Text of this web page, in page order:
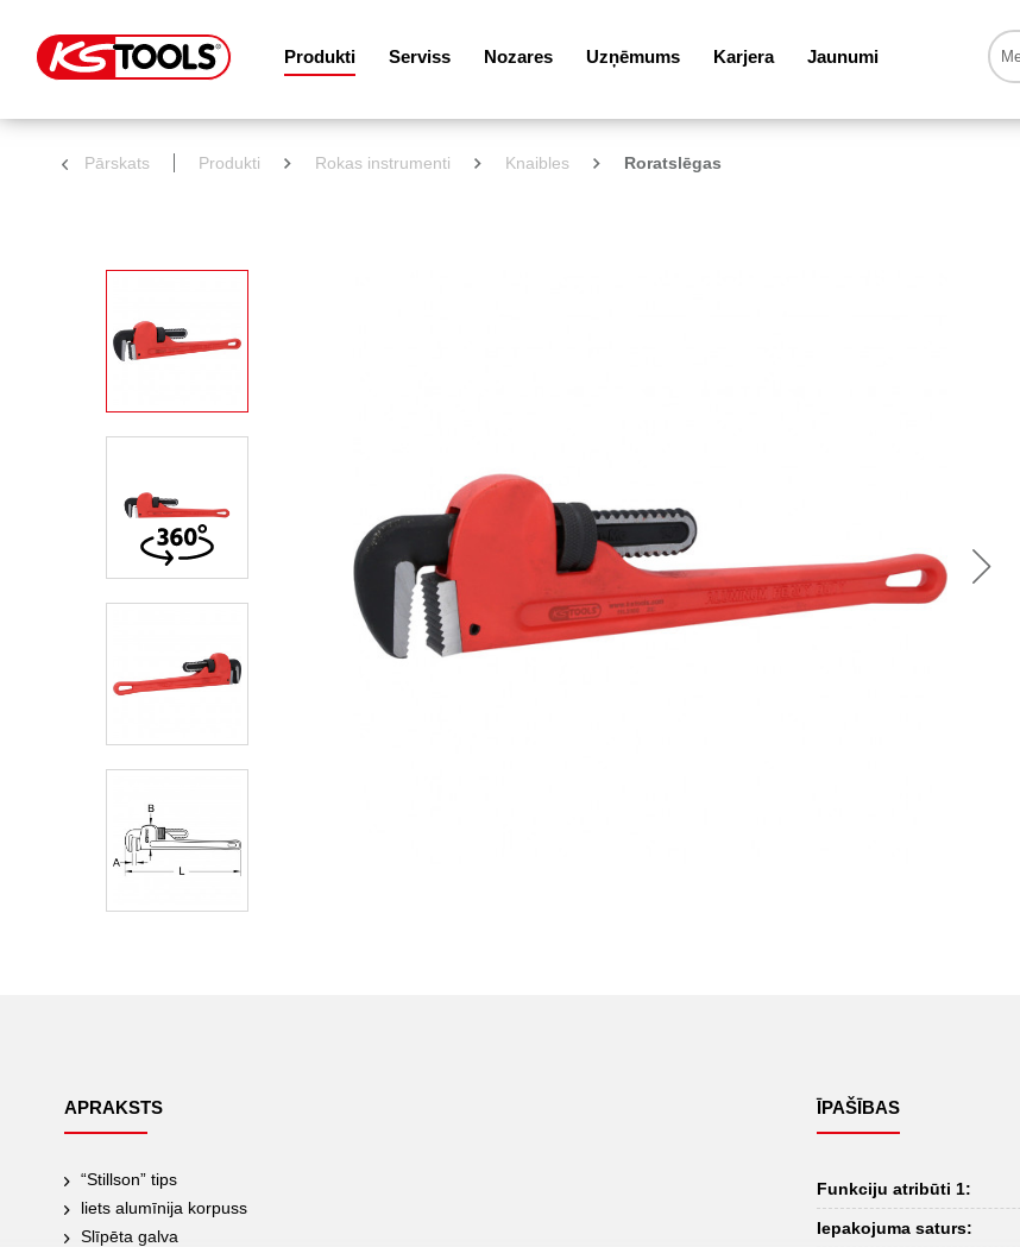
Produkti Serviss Nozares Uzņēmums Karjera Jaunumi
Pārskats Produkti Rokas instrumenti Knaibles Roratslēgas
APRAKSTS
“Stillson” tips
liets alumīnija korpuss
Slīpēta galva
ĪPAŠĪBAS
Funkciju atribūti 1:
Iepakojuma saturs: